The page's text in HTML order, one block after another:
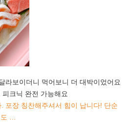
라보이더니 먹어보니 더 대박이었어요
크닉 완전 가능해요
포장 칭찬해주셔서 힘이 납니다! 단순
도 …